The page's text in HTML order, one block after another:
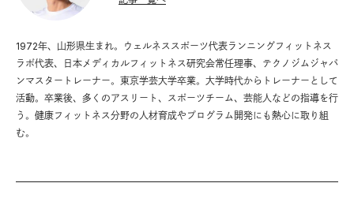
1972年、山形県生まれ。ウェルネススポーツ代表ランニングフィットネス
ラボ代表、日本メディカルフィットネス研究会常任理事、テクノジムジャパ
ンマスタートレーナー。東京学芸大学卒業。大学時代からトレーナーとして
活動。卒業後、多くのアスリート、スポーツチーム、芸能人などの指導を行
う。健康フィットネス分野の人材育成やプログラム開発にも熱心に取り組
む。